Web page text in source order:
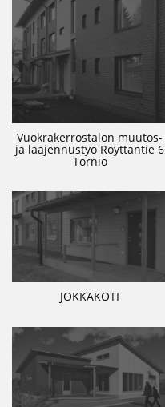
Vuokrakerrostalon muutos-
ja laajennustyö Röyttäntie 6
Tornio
JOKKAKOTI